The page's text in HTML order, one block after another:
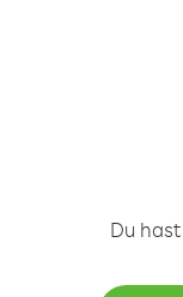
Du